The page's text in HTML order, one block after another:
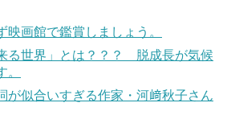
映画館で鑑賞しましょう。
る世界」とは？？？ 脱成長が気候
が似合いすぎる作家・河﨑秋子さん